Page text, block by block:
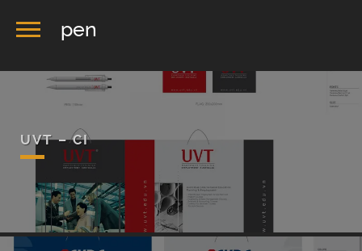
pen
UVT – CI